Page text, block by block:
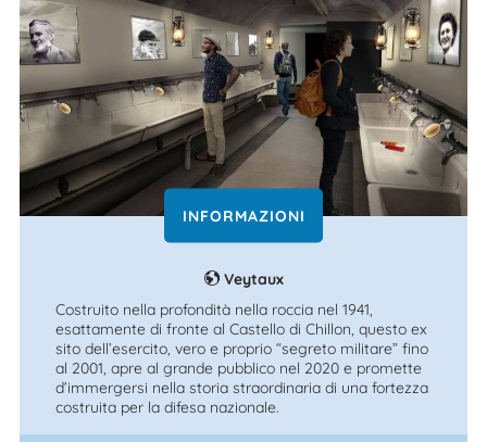
INFORMAZIONI
Veytaux
Costruito nella profondità nella roccia nel 1941,
esattamente di fronte al Castello di Chillon, questo ex
sito dell’esercito, vero e proprio “segreto militare” fino
al 2001, apre al grande pubblico nel 2020 e promette
d’immergersi nella storia straordinaria di una fortezza
costruita per la difesa nazionale.